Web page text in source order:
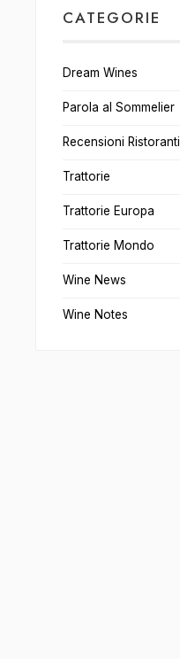
CATEGORIE
Dream Wines
Parola al Sommelier
Recensioni Ristoranti
Trattorie
Trattorie Europa
Trattorie Mondo
Wine News
Wine Notes